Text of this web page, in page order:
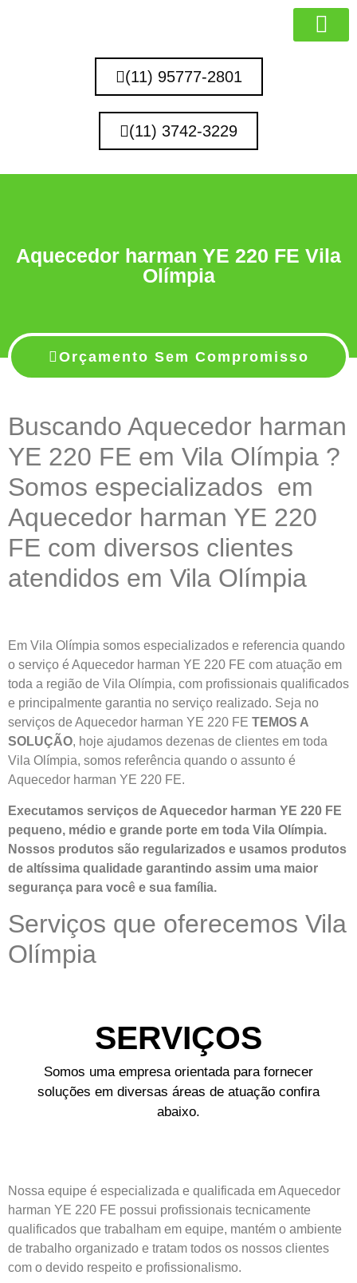
(11) 95777-2801
(11) 3742-3229
Aquecedor harman YE 220 FE Vila
Olímpia
Orçamento Sem Compromisso
Buscando Aquecedor harman
YE 220 FE em Vila Olímpia ?
Somos especializados em
Aquecedor harman YE 220
FE com diversos clientes
atendidos em Vila Olímpia
Em Vila Olímpia somos especializados e referencia quando
o serviço é Aquecedor harman YE 220 FE com atuação em
toda a região de Vila Olímpia, com profissionais qualificados
e principalmente garantia no serviço realizado. Seja no
serviços de Aquecedor harman YE 220 FE TEMOS A
SOLUÇÃO, hoje ajudamos dezenas de clientes em toda
Vila Olímpia, somos referência quando o assunto é
Aquecedor harman YE 220 FE.
Executamos serviços de Aquecedor harman YE 220 FE
pequeno, médio e grande porte em toda Vila Olímpia.
Nossos produtos são regularizados e usamos produtos
de altíssima qualidade garantindo assim uma maior
segurança para você e sua família.
Serviços que oferecemos Vila
Olímpia
SERVIÇOS
Somos uma empresa orientada para fornecer
soluções em diversas áreas de atuação confira
abaixo.
Nossa equipe é especializada e qualificada em Aquecedor
harman YE 220 FE possui profissionais tecnicamente
qualificados que trabalham em equipe, mantém o ambiente
de trabalho organizado e tratam todos os nossos clientes
com o devido respeito e profissionalismo.